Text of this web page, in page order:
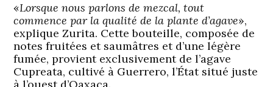
«Lorsque nous parlons de mezcal, tout
commence par la qualité de la plante d’agave»,
explique Zurita. Cette bouteille, composée de
notes fruitées et saumâtres et d’une légère
fumée, provient exclusivement de l’agave
Cupreata, cultivé à Guerrero, l’État situé juste